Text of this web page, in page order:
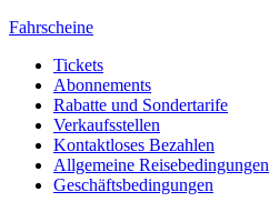
Fahrscheine
Tickets
Abonnements
Rabatte und Sondertarife
Verkaufsstellen
Kontaktloses Bezahlen
Allgemeine Reisebedingungen
Geschäftsbedingungen